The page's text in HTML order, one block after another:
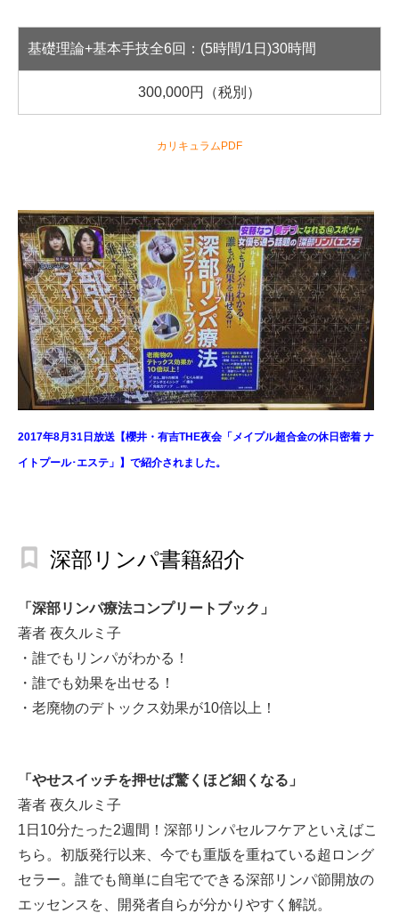
基礎理論+基本手技全6回：(5時間/1日)30時間
300,000円（税別）
カリキュラムPDF
2017年8月31日放送【櫻井・有吉THE夜会「メイプル超合金の休日密着 ナ
イトプール･エステ」】で紹介されました。
深部リンパ書籍紹介
「深部リンパ療法コンプリートブック」
著者 夜久ルミ子
・誰でもリンパがわかる！
・誰でも効果を出せる！
・老廃物のデトックス効果が10倍以上！
「やせスイッチを押せば驚くほど細くなる」
著者 夜久ルミ子
1日10分たった2週間！深部リンパセルフケアといえばこ
ちら。初版発行以来、今でも重版を重ねている超ロング
セラー。誰でも簡単に自宅でできる深部リンパ節開放の
エッセンスを、開発者自らが分かりやすく解説。